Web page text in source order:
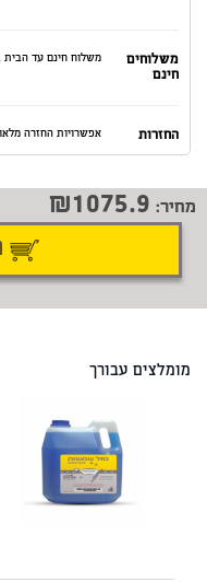
משלוחים
חינם
משלוח חינם עד הבית
החזרות אפשרויות החזרה
שתף
מחיר: 1075.9
מומלצים עבורך